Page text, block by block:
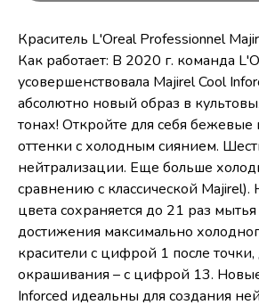
Краситель L'Oreal Professionnel
Как работает: В 2020 г. команда
усовершенствовала Majirel Cool
абсолютно новый образ в
тонах! Откройте для себя
оттенки с холодным сиянием.
нейтрализации. Еще больше
сравнению с классической
цвета сохраняется до 21 раз
достижения максимально
красители с цифрой 1 после
окрашивания – с цифрой 13.
Inforced идеальны для создания